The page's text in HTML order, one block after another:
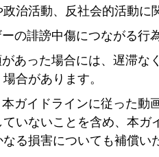
政治活動、反社会的活動に
の誹謗中傷につながる行
あった場合には、遅滞な
合があります。
ガイドラインに従った動
いないことを含め、本ガ
る損害についても補償い